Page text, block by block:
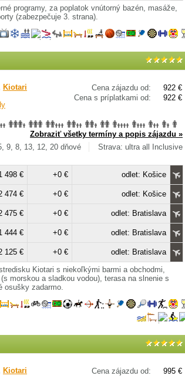
programy, za poplatok vnútorný bazén, masáže,
(zabezpečuje 3. strana).
Cena zájazdu od:
922 €
Cena s príplatkami od:
922 €
Kiotari
Zobraziť všetky termíny a popis zájazdu »
9, 8, 13, 12, 20 dňové
Strava: ultra all Inclusive
498 € +0 € odlet: Košice
474 € +0 € odlet: Košice
475 € +0 € odlet: Bratislava
444 € +0 € odlet: Bratislava
125 € +0 €
odlet: Bratislava
Kiotari s niekoľkými barmi a obchodmi,
morskou a sladkou vodou), terasa na slnenie s
osušky zadarmo.
Cena zájazdu od:
995 €
Kiotari